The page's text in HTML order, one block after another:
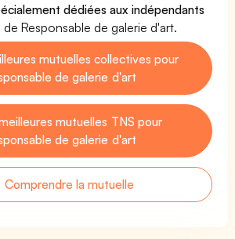
dédiées aux indépendants
Responsable de galerie d'art.
mutuelles collectives pour
de galerie d'art
mutuelles TNS pour
de galerie d'art
Comprendre la mutuelle